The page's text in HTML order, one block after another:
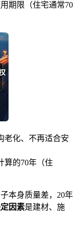
期限（住宅通常70
老化、不再适合安
算的70年（住
本身质量差，20年
因素是建材、施